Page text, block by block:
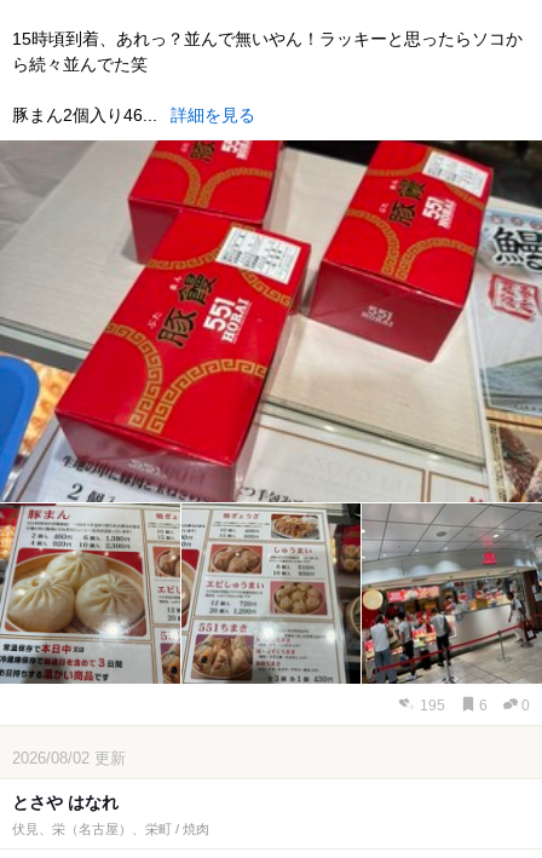
15時頃到着、あれっ？並んで無いやん！ラッキーと思ったらソコか
ら続々並んでた笑
豚まん2個入り46... 詳細を見る
195 6 0
2026/08/02 更新
とさや はなれ
伏見、栄（名古屋）、栄町 / 焼肉